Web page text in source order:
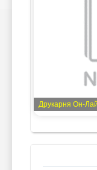
Друкарня Он-